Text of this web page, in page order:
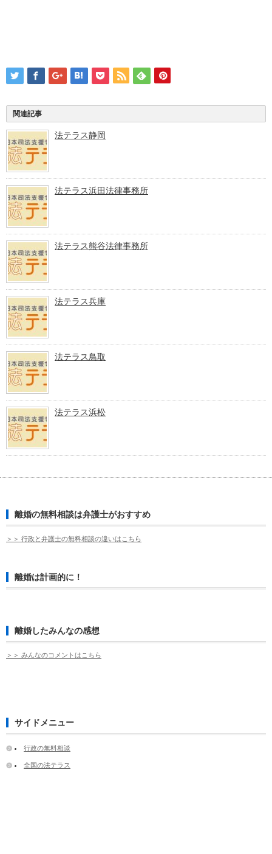
関連記事
法テラス静岡
法テラス浜田法律事務所
法テラス熊谷法律事務所
法テラス兵庫
法テラス鳥取
法テラス浜松
離婚の無料相談は弁護士がおすすめ
＞＞ 行政と弁護士の無料相談の違いはこちら
離婚は計画的に！
離婚したみんなの感想
＞＞ みんなのコメントはこちら
サイドメニュー
行政の無料相談
全国の法テラス